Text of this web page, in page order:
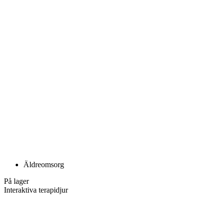
Äldreomsorg
På lager
Interaktiva terapidjur